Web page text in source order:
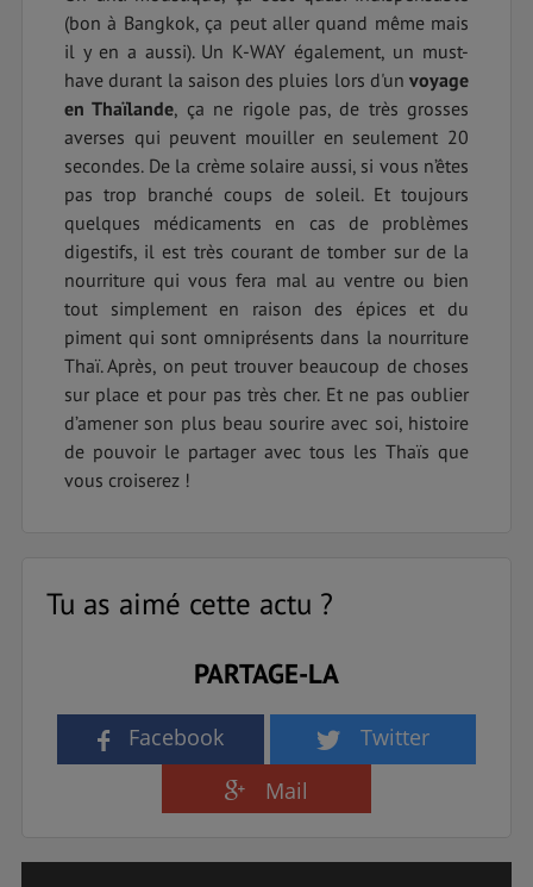
(bon à Bangkok, ça peut aller quand même mais
il y en a aussi). Un K-WAY également, un must-
have durant la saison des pluies lors d'un voyage
en Thaïlande, ça ne rigole pas, de très grosses
averses qui peuvent mouiller en seulement 20
secondes. De la crème solaire aussi, si vous n’êtes
pas trop branché coups de soleil. Et toujours
quelques médicaments en cas de problèmes
digestifs, il est très courant de tomber sur de la
nourriture qui vous fera mal au ventre ou bien
tout simplement en raison des épices et du
piment qui sont omniprésents dans la nourriture
Thaï. Après, on peut trouver beaucoup de choses
sur place et pour pas très cher. Et ne pas oublier
d’amener son plus beau sourire avec soi, histoire
de pouvoir le partager avec tous les Thaïs que
vous croiserez !
Tu as aimé cette actu ?
PARTAGE-LA
Facebook
Twitter
Mail